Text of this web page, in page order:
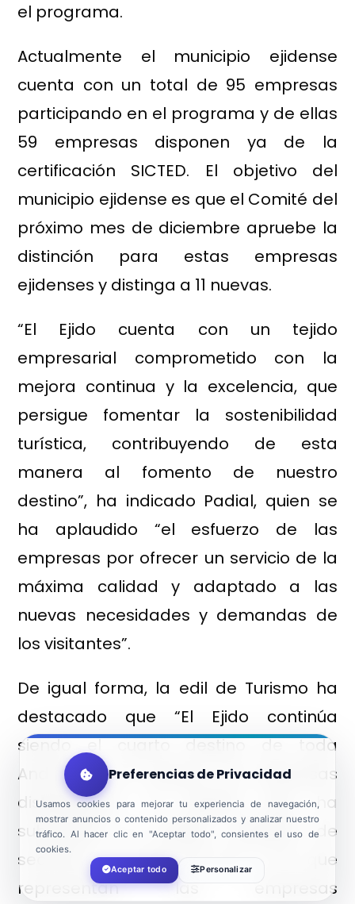
el programa.
Actualmente el municipio ejidense
cuenta con un total de 95 empresas
participando en el programa y de ellas
59 empresas disponen ya de la
certificación SICTED. El objetivo del
municipio ejidense es que el Comité del
próximo mes de diciembre apruebe la
distinción para estas empresas
ejidenses y distinga a 11 nuevas.
“El Ejido cuenta con un tejido
empresarial comprometido con la
mejora continua y la excelencia, que
persigue fomentar la sostenibilidad
turística, contribuyendo de esta
manera al fomento de nuestro
destino”, ha indicado Padial, quien se
ha aplaudido “el esfuerzo de las
empresas por ofrecer un servicio de la
máxima calidad y adaptado a las
nuevas necesidades y demandas de
los visitantes”.
De igual forma, la edil de Turismo ha
destacado que “El Ejido continúa
siendo el cuarto destino de toda
Andalucía en número de empresas
distinguidas”, al tiempo que ha
subrayado la amplia variedad de
sectores, un total de 19, a los que
representan las empresas
Preferencias de Privacidad
Usamos cookies para mejorar tu experiencia de navegación,
mostrar anuncios o contenido personalizados y analizar nuestro
tráfico. Al hacer clic en "Aceptar todo", consientes el uso de
cookies.
Aceptar todo Personalizar